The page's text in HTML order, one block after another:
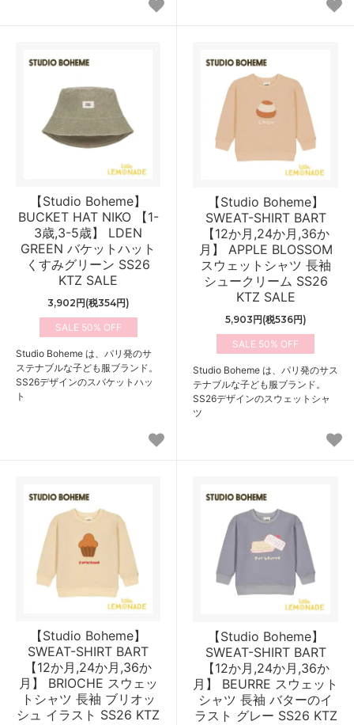
【Studio Boheme】
BUCKET HAT NIKO 【1-
3歳,3-5歳】 LDEN
GREEN バケットハット
くすみグリーン SS26
KTZ SALE
3,902円(税354円)
50%
Studio Boheme は、パリ発のサ
ステナブルな子ども服ブランド。
SS26デザインのスバケットハッ
ト
【Studio Boheme】
SWEAT-SHIRT BART
【12か月,24か月,36か
月】 APPLE BLOSSOM
スウェットシャツ 長袖
シュークリーム SS26
KTZ SALE
5,903円(税536円)
50%
Studio Boheme は、パリ発のサス
テナブルな子ども服ブランド。
SS26デザインのスウェットシャ
ツ
【Studio Boheme】
SWEAT-SHIRT BART
【12か月,24か月,36か
月】 BRIOCHE スウェッ
トシャツ 長袖 ブリオッ
シュ イラスト SS26 KTZ
【Studio Boheme】
SWEAT-SHIRT BART
【12か月,24か月,36か
月】 BEURRE スウェット
シャツ 長袖 バターのイ
ラスト グレー SS26 KTZ